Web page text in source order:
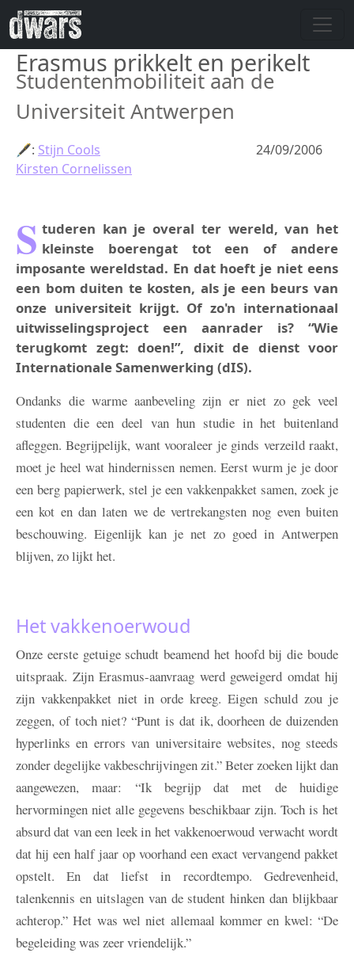
Skip to main content
Erasmus prikkelt en perikelt
Studentenmobiliteit aan de
Universiteit Antwerpen
24/09/2006
🖋: Stijn Cools
Kirsten Cornelissen
S tuderen kan je overal ter wereld, van het
kleinste boerengat tot een of andere
imposante wereldstad. En dat hoeft je niet eens
een bom duiten te kosten, als je een beurs van
onze universiteit krijgt. Of zo'n internationaal
uitwisselingsproject een aanrader is? “Wie
terugkomt zegt: doen!”, dixit de dienst voor
Internationale Samenwerking (dIS).
Ondanks die warme aanbeveling zijn er niet zo gek veel
studenten die een deel van hun studie in het buitenland
afleggen. Begrijpelijk, want vooraleer je ginds verzeild raakt,
moet je heel wat hindernissen nemen. Eerst wurm je je door
een berg papierwerk, stel je een vakkenpakket samen, zoek je
een kot en dan laten we de vertrekangsten nog even buiten
beschouwing. Eigenlijk kan je net zo goed in Antwerpen
blijven, zo lijkt het.
Het vakkenoerwoud
Onze eerste getuige schudt beamend het hoofd bij die boude
uitspraak. Zijn Erasmus-aanvraag werd geweigerd omdat hij
zijn vakkenpakket niet in orde kreeg. Eigen schuld zou je
zeggen, of toch niet? “Punt is dat ik, doorheen de duizenden
hyperlinks en errors van universitaire websites, nog steeds
zonder degelijke vakbeschrijvingen zit.” Beter zoeken lijkt dan
aangewezen, maar: “Ik begrijp dat met de huidige
hervormingen niet alle gegevens beschikbaar zijn. Toch is het
absurd dat van een leek in het vakkenoerwoud verwacht wordt
dat hij een half jaar op voorhand een exact vervangend pakket
opstelt. En dat liefst in recordtempo. Gedrevenheid,
talenkennis en uitslagen van de student hinken dan blijkbaar
achterop.” Het was wel niet allemaal kommer en kwel: “De
begeleiding was zeer vriendelijk.”